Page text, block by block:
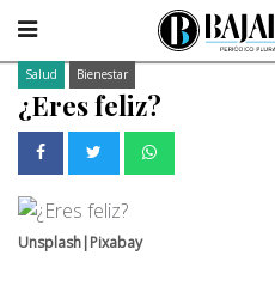
Salud Bienestar
¿Eres feliz?
Unsplash|Pixabay